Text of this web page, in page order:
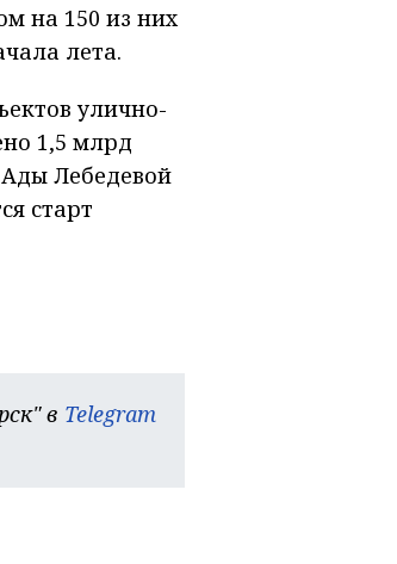
на 150 из них
лета.
улично-
1,5 млрд
Ады Лебедевой
старт
в Telegram